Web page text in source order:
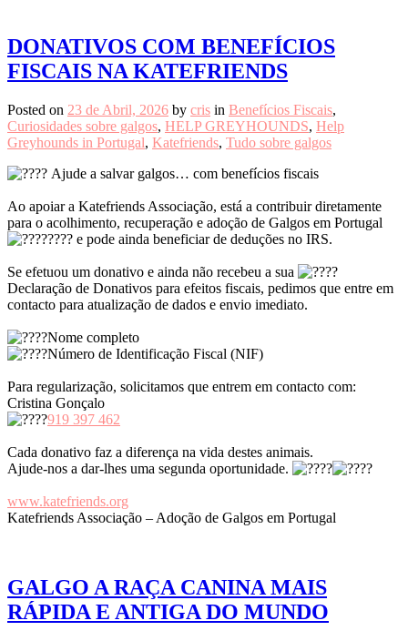
DONATIVOS COM BENEFÍCIOS
FISCAIS NA KATEFRIENDS
Posted on 23 de Abril, 2026 by cris in Benefícios Fiscais,
Curiosidades sobre galgos, HELP GREYHOUNDS, Help
Greyhounds in Portugal, Katefriends, Tudo sobre galgos
Ajude a salvar galgos… com benefícios fiscais
Ao apoiar a Katefriends Associação, está a contribuir diretamente
para o acolhimento, recuperação e adoção de Galgos em Portugal
e pode ainda beneficiar de deduções no IRS.
Se efetuou um donativo e ainda não recebeu a sua
Declaração de Donativos para efeitos fiscais, pedimos que entre em
contacto para atualização de dados e envio imediato.
Nome completo
Número de Identificação Fiscal (NIF)
Para regularização, solicitamos que entrem em contacto com:
Cristina Gonçalo
919 397 462
Cada donativo faz a diferença na vida destes animais.
Ajude-nos a dar-lhes uma segunda oportunidade.
www.katefriends.org
Katefriends Associação – Adoção de Galgos em Portugal
GALGO A RAÇA CANINA MAIS
RÁPIDA E ANTIGA DO MUNDO